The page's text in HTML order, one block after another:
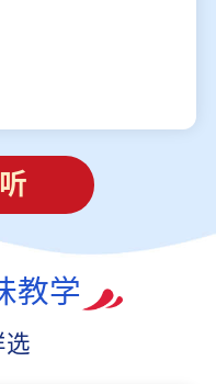
教学
选